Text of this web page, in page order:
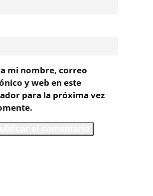
mi nombre, correo
y web en este
para la próxima vez